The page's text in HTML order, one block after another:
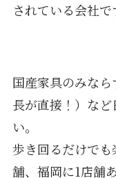
されている会社で
国産家具のみな
長が直接！）な
い。
歩き回るだけで
舗、福岡に1店舗